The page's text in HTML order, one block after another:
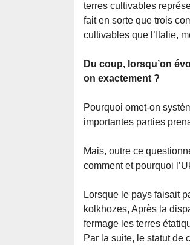
terres cultivables
fait en sorte que trois
cultivables que l’Italie,
Du coup, lorsqu’on
on exactement ?
Pourquoi omet-on
importantes parties
Mais, outre ce
comment et pourquoi
Lorsque le pays faisait
kolkhozes, Après la
fermage les terres
Par la suite, le statut de